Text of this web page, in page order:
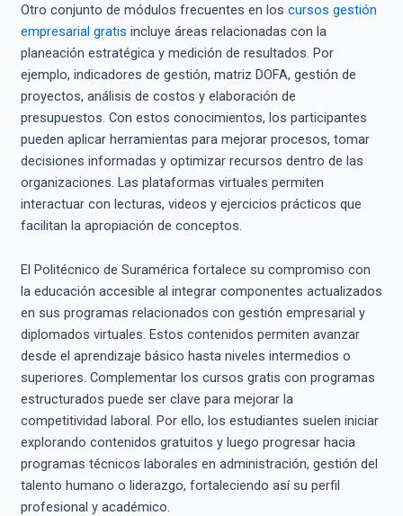
Otro conjunto de módulos frecuentes en los cursos gestión
empresarial gratis incluye áreas relacionadas con la
planeación estratégica y medición de resultados. Por
ejemplo, indicadores de gestión, matriz DOFA, gestión de
proyectos, análisis de costos y elaboración de
presupuestos. Con estos conocimientos, los participantes
pueden aplicar herramientas para mejorar procesos, tomar
decisiones informadas y optimizar recursos dentro de las
organizaciones. Las plataformas virtuales permiten
interactuar con lecturas, videos y ejercicios prácticos que
facilitan la apropiación de conceptos.
El Politécnico de Suramérica fortalece su compromiso con
la educación accesible al integrar componentes actualizados
en sus programas relacionados con gestión empresarial y
diplomados virtuales. Estos contenidos permiten avanzar
desde el aprendizaje básico hasta niveles intermedios o
superiores. Complementar los cursos gratis con programas
estructurados puede ser clave para mejorar la
competitividad laboral. Por ello, los estudiantes suelen iniciar
explorando contenidos gratuitos y luego progresar hacia
programas técnicos laborales en administración, gestión del
talento humano o liderazgo, fortaleciendo así su perfil
profesional y académico.